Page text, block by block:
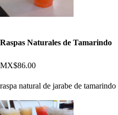
Raspas Naturales de Tamarindo
MX$86.00
raspa natural de jarabe de